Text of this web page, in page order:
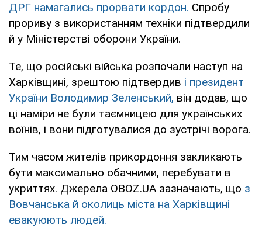
ДРГ намагались прорвати кордон. Спробу
прориву з використанням техніки підтвердили
й у Міністерстві оборони України.
Те, що російські війська розпочали наступ на
Харківщині, зрештою підтвердив і президент
України Володимир Зеленський, він додав, що
ці наміри не були таємницею для українських
воїнів, і вони підготувалися до зустрічі ворога.
Тим часом жителів прикордоння закликають
бути максимально обачними, перебувати в
укриттях. Джерела OBOZ.UA зазначають, що з
Вовчанська й околиць міста на Харківщині
евакуюють людей.